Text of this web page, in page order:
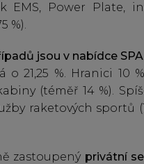
EMS, Power Plate,
%).
jsou v nabídce
o 21,25 %. Hranici
(téměř 14 %).
raketových sportů
zastoupený privátní